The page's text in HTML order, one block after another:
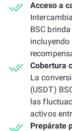
Acceso a
BSC
incluyendo
Cobertura
La
(USDT)
las
activos
Prepárate